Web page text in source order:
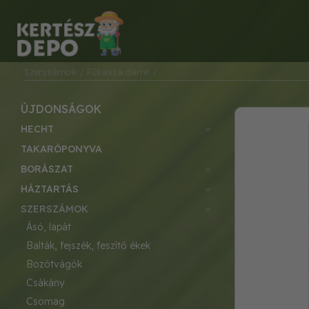
Szerszámok / Fűkasza damil
ÚJDONSÁGOK
HECHT
TAKARÓPONYVA
BORÁSZAT
HÁZTARTÁS
SZERSZÁMOK
ásó, lapát
balták, fejszék, feszítő ékek
bozótvágók
csákány
csomag